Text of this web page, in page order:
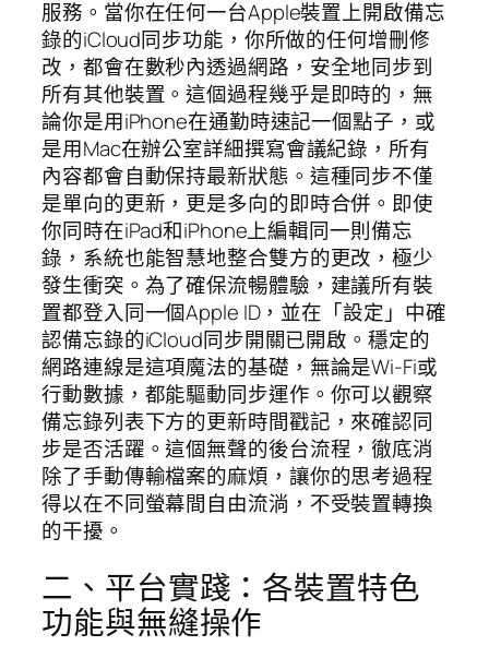
服務。當你在任何一台Apple裝置上開啟備忘
錄的iCloud同步功能，你所做的任何增刪修
改，都會在數秒內透過網路，安全地同步到
所有其他裝置。這個過程幾乎是即時的，無
論你是用iPhone在通勤時速記一個點子，或
是用Mac在辦公室詳細撰寫會議紀錄，所有
內容都會自動保持最新狀態。這種同步不僅
是單向的更新，更是多向的即時合併。即使
你同時在iPad和iPhone上編輯同一則備忘
錄，系統也能智慧地整合雙方的更改，極少
發生衝突。為了確保流暢體驗，建議所有裝
置都登入同一個Apple ID，並在「設定」中確
認備忘錄的iCloud同步開關已開啟。穩定的
網路連線是這項魔法的基礎，無論是Wi-Fi或
行動數據，都能驅動同步運作。你可以觀察
備忘錄列表下方的更新時間戳記，來確認同
步是否活躍。這個無聲的後台流程，徹底消
除了手動傳輸檔案的麻煩，讓你的思考過程
得以在不同螢幕間自由流淌，不受裝置轉換
的干擾。
二、平台實踐：各裝置特色
功能與無縫操作